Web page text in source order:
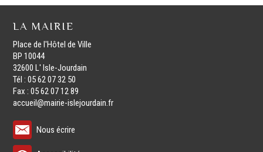
LA MAIRIE
Place de l'Hôtel de Ville
BP 10044
32600 L' Isle-Jourdain
Tél : 05 62 07 32 50
Fax : 05 62 07 12 89
accueil@mairie-islejourdain.fr
Nous écrire